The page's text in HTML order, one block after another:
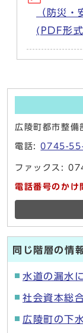
（防災
(PDF形
広陵町都市整備
電話:0745-
ファックス:
電話番号のかけ
同じ階層の情
水道の漏水
社会資本総
広陵町の下